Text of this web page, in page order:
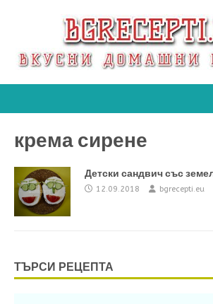
крема сирене
Детски сандвич със
12.09.2018 bgrecepti.eu
ТЪРСИ РЕЦЕПТА